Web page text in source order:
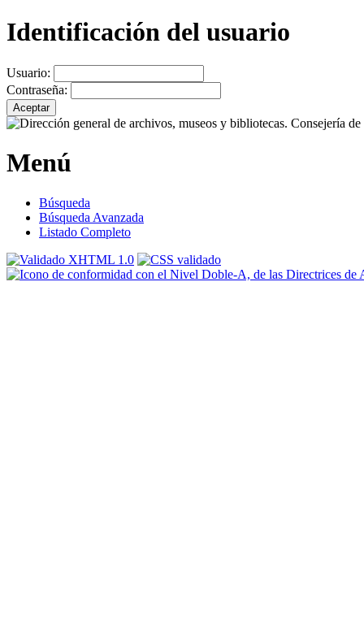
Identificación del usuario
Usuario:
Contraseña:
Menú
Búsqueda
Búsqueda Avanzada
Listado Completo